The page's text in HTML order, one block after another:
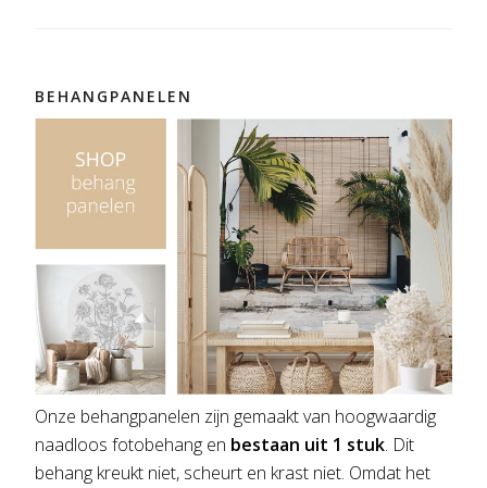
BEHANGPANELEN
Onze behangpanelen zijn gemaakt van hoogwaardig
naadloos fotobehang en bestaan uit 1 stuk. Dit
behang kreukt niet, scheurt en krast niet. Omdat het